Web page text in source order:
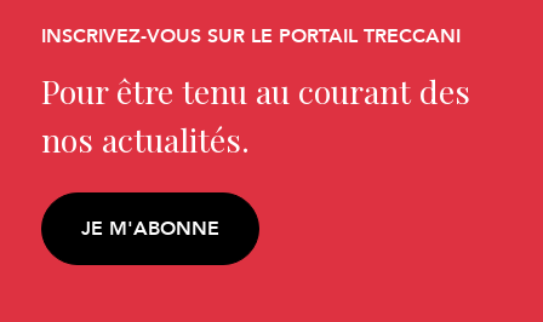
INSCRIVEZ-VOUS SUR LE PORTAIL TRECCANI
Pour être tenu au courant des
nos actualités.
JE M'ABONNE